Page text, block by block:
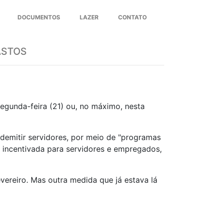
DOCUMENTOS LAZER CONTATO
feira (21) ou, no máximo, nesta
servidores, por meio de "programas
para servidores e empregados,
Mas outra medida que já estava lá